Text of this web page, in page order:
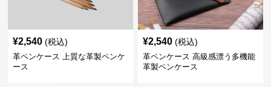
¥2,540 (税込)
革ペンケース 上質な革製ペンケ
ース
¥2,540 (税込)
革ペンケース 高級感漂う多機能
革製ペンケース